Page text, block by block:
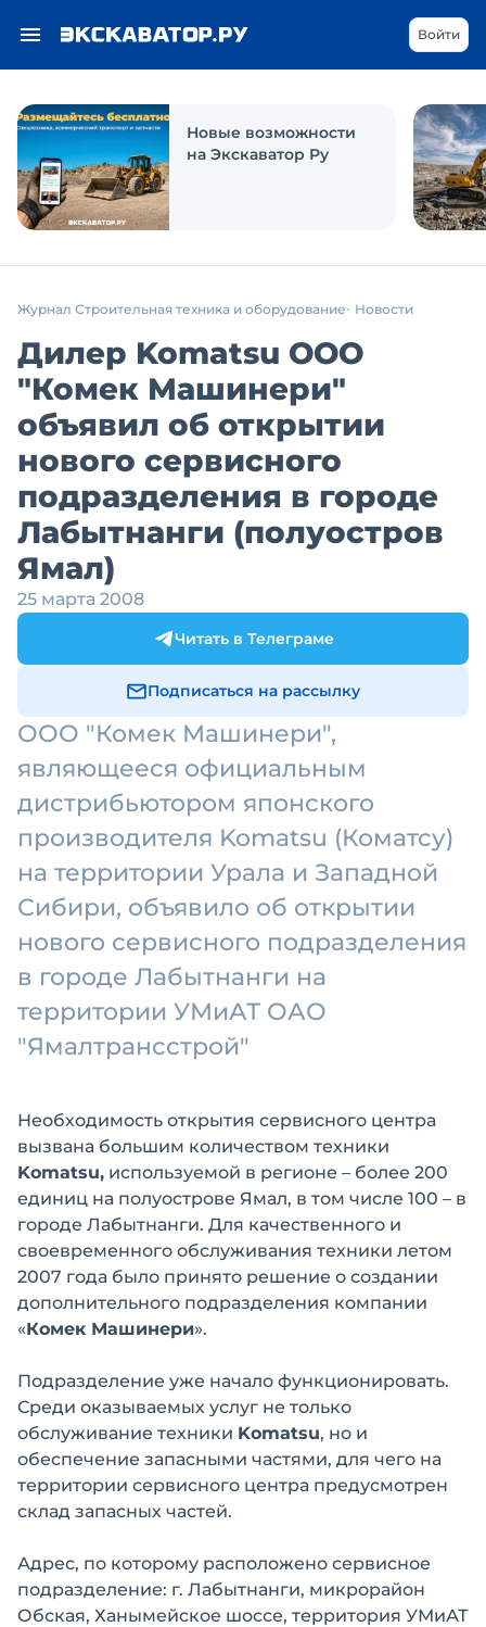
Войти
Новые возможности
на Экскаватор Ру
Журнал Строительная техника и оборудование Новости
Дилер Komatsu ООО
"Комек Машинери"
объявил об открытии
нового сервисного
подразделения в городе
Лабытнанги (полуостров
Ямал)
25 марта 2008
Читать в Телеграме
Подписаться на рассылку
ООО "Комек Машинери",
являющееся официальным
дистрибьютором японского
производителя Komatsu (Коматсу)
на территории Урала и Западной
Сибири, объявило об открытии
нового сервисного подразделения
в городе Лабытнанги на
территории УМиАТ ОАО
"Ямалтрансстрой"
Необходимость открытия сервисного центра
вызвана большим количеством техники
Komatsu, используемой в регионе – более 200
единиц на полуострове Ямал, в том числе 100 – в
городе Лабытнанги. Для качественного и
своевременного обслуживания техники летом
2007 года было принято решение о создании
дополнительного подразделения компании
«Комек Машинери».
Подразделение уже начало функционировать.
Среди оказываемых услуг не только
обслуживание техники Komatsu, но и
обеспечение запасными частями, для чего на
территории сервисного центра предусмотрен
склад запасных частей.
Адрес, по которому расположено сервисное
подразделение: г. Лабытнанги, микрорайон
Обская, Ханымейское шоссе, территория УМиАТ